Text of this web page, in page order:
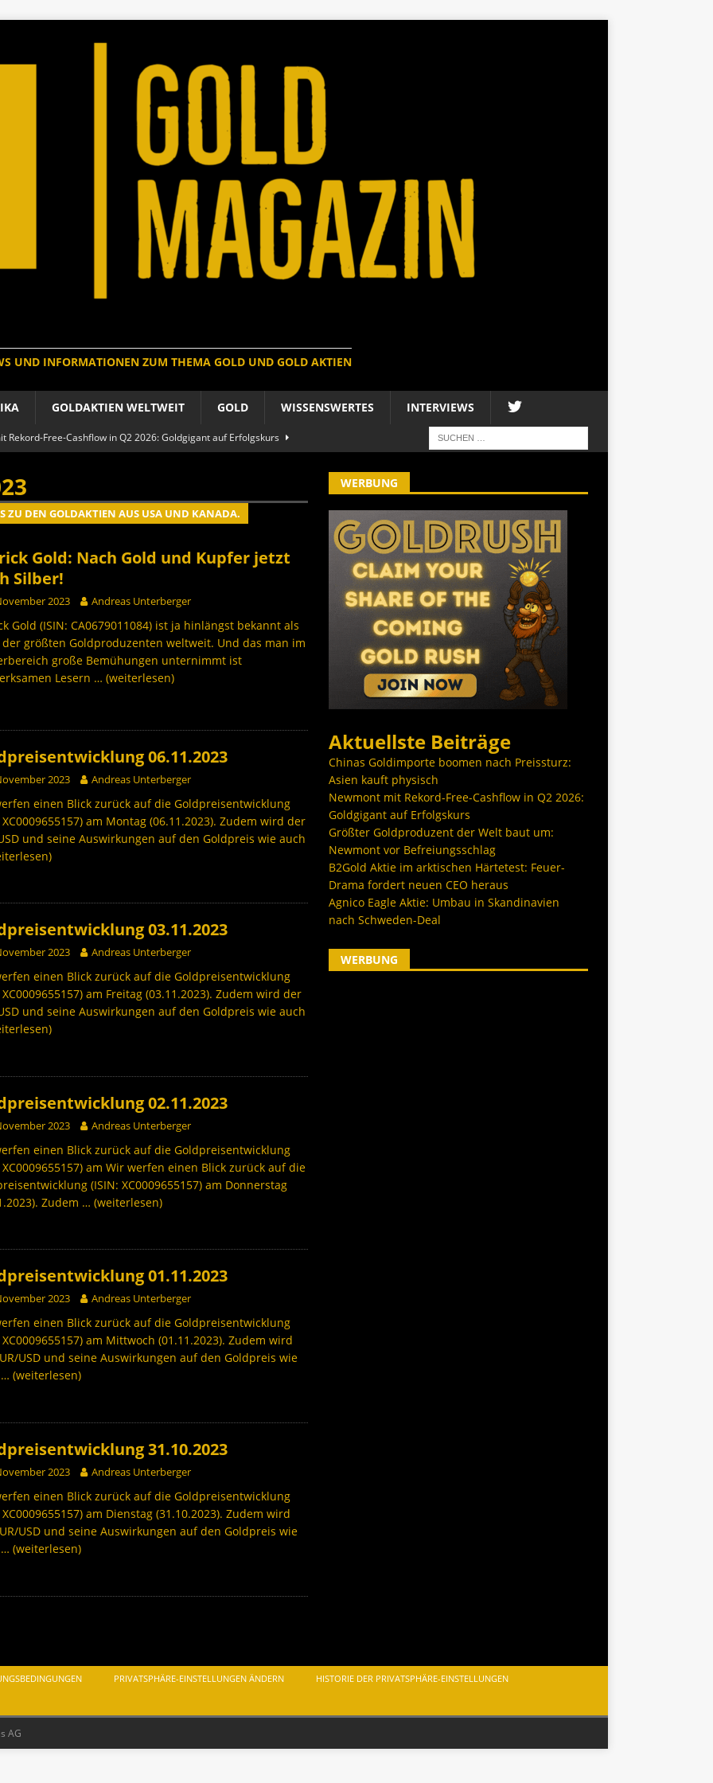
UND INFORMATIONEN ZUM THEMA GOLD UND GOLD AKTIEN
GOLDAKTIEN WELTWEIT GOLD WISSENSWERTES INTERVIEWS
Rekord-Free-Cashflow in Q2 2026: Goldgigant auf Erfolgskurs
der Welt baut um: Newmont vor Befreiungsschlag
arktischen Härtetest: Feuer-Drama fordert neuen CEO heraus
Aktie: Umbau in Skandinavien nach Schweden-Deal
boomen nach Preissturz: Asien kauft physisch
ZU DEN GOLDAKTIEN AUS USA UND KANADA.
Gold: Nach Gold und Kupfer jetzt
Silber!
2023 Andreas Unterberger
Gold (ISIN: CA0679011084) ist ja hinlängst bekannt als
größten Goldproduzenten weltweit. Und das man im
große Bemühungen unternimmt ist
Lesern … (weiterlesen)
06.11.2023
2023 Andreas Unterberger
einen Blick zurück auf die Goldpreisentwicklung
XC0009655157) am Montag (06.11.2023). Zudem wird der
und seine Auswirkungen auf den Goldpreis wie auch
03.11.2023
2023 Andreas Unterberger
einen Blick zurück auf die Goldpreisentwicklung
XC0009655157) am Freitag (03.11.2023). Zudem wird der
und seine Auswirkungen auf den Goldpreis wie auch
02.11.2023
2023 Andreas Unterberger
einen Blick zurück auf die Goldpreisentwicklung
XC0009655157) am Wir werfen einen Blick zurück auf die
(ISIN: XC0009655157) am Donnerstag
Zudem … (weiterlesen)
01.11.2023
2023 Andreas Unterberger
einen Blick zurück auf die Goldpreisentwicklung
XC0009655157) am Mittwoch (01.11.2023). Zudem wird
USD und seine Auswirkungen auf den Goldpreis wie
… (weiterlesen)
31.10.2023
2023 Andreas Unterberger
einen Blick zurück auf die Goldpreisentwicklung
XC0009655157) am Dienstag (31.10.2023). Zudem wird
USD und seine Auswirkungen auf den Goldpreis wie
… (weiterlesen)
WERBUNG
Aktuellste Beiträge
Chinas Goldimporte boomen nach Preissturz:
Asien kauft physisch
Newmont mit Rekord-Free-Cashflow in Q2 2026:
Goldgigant auf Erfolgskurs
Größter Goldproduzent der Welt baut um:
Newmont vor Befreiungsschlag
B2Gold Aktie im arktischen Härtetest: Feuer-
Drama fordert neuen CEO heraus
Agnico Eagle Aktie: Umbau in Skandinavien
nach Schweden-Deal
WERBUNG
PRIVATSPHÄRE-EINSTELLUNGEN ÄNDERN HISTORIE DER PRIVATSPHÄRE-EINSTELLUNGEN
AG